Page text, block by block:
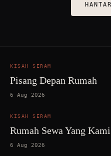
KISAH SERAM
Pisang Depan Rumah
6 Aug 2026
KISAH SERAM
Rumah Sewa Yang
6 Aug 2026